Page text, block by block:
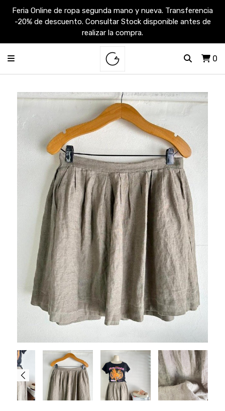
Feria Online de ropa segunda mano y nueva. Transferencia
-20% de descuento. Consultar Stock disponible antes de
realizar la compra.
0